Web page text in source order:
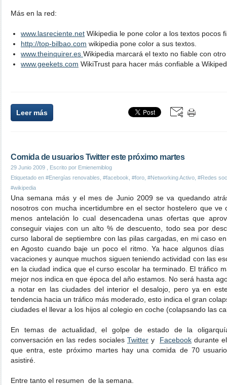
Más en la red:
www.lasreciente.net Wikipedia le pone color a los textos pocos
http://top-bilbao.com wikipedia pone color a sus textos.
www.theinquirer.es Wikipedia marcará el texto no fiable con
www.geekets.com WikiTrust para hacer más confiable a
Leer más
Comida de usuarios Twitter este próximo martes
29 Junio 2009 , Escrito por Emienemiblog
Etiquetado en #Energías renovables #facebook #foro #Networking Activo #Redes
#wikipedia
Una semana más y el mes de Junio 2009 se va quedando
nosotros con mucha incertidumbre en el sector hostelero que ve
menos antelación lo cual desencadena unas ofertas que
conseguir viajes con un alto % de descuento, todo sea por
curso laboral de septiembre con las pilas cargadas, en mi caso
en Agosto cuando baje un poco el ritmo. Ya hace algunos
vacaciones y aunque muchos siguen teniendo actividad con las
en la ciudad indica que el curso escolar ha terminado. El tráfico
mejor nos indica en que época del año estamos. No será hasta
a notar en las ciudades del interior el desalojo, pero ya en
tendencia hacia un tráfico más moderado, esto indica el gran
ciudades el llevar a los hijos al colegio en coche (colapsando las
En temas de actualidad, el golpe de estado de la
conversación en las redes sociales Twitter y Facebook durante
que entra, este próximo martes hay una comida de 70
asistiré.
Entre tanto el resumen de la semana.